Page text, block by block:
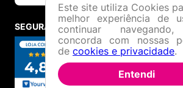
SEGURANÇA E CREDIBILIDADE
Este site utiliza Cookies
melhor experiência de
continuar
concorda com nossas
de cookies e privacidade.
Entendi